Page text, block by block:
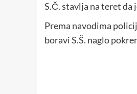
S.Č. stavlja na teret
Prema navodima
boravi S.Š. naglo